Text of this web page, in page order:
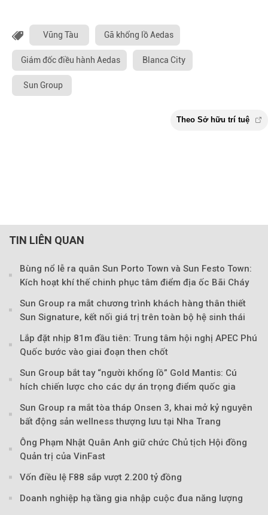
Vũng Tàu Gã khổng lồ Aedas
Giám đốc điều hành Aedas Blanca City
Sun Group
TIN LIÊN QUAN
Bùng nổ lễ ra quân Sun Porto Town và Sun Festo Town:
Kích hoạt khí thế chinh phục tâm điểm địa ốc Bãi Cháy
Sun Group ra mắt chương trình khách hàng thân thiết
Sun Signature, kết nối giá trị trên toàn bộ hệ sinh thái
Lắp đặt nhịp 81m đầu tiên: Trung tâm hội nghị APEC Phú
Quốc bước vào giai đoạn then chốt
Sun Group bắt tay “người khổng lồ” Gold Mantis: Cú
hích chiến lược cho các dự án trọng điểm quốc gia
Sun Group ra mắt tòa tháp Onsen 3, khai mở kỷ nguyên
bất động sản wellness thượng lưu tại Nha Trang
Ông Phạm Nhật Quân Anh giữ chức Chủ tịch Hội đồng
Quản trị của VinFast
Vốn điều lệ F88 sắp vượt 2.200 tỷ đồng
Doanh nghiệp hạ tầng gia nhập cuộc đua năng lượng